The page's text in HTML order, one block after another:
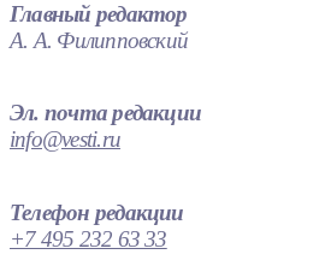
Главный редактор
А. А. Филипповский
Эл. почта редакции
info@vesti.ru
Телефон редакции
+7 495 232 63 33